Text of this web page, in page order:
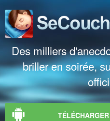
Des milliers
briller en soirée,